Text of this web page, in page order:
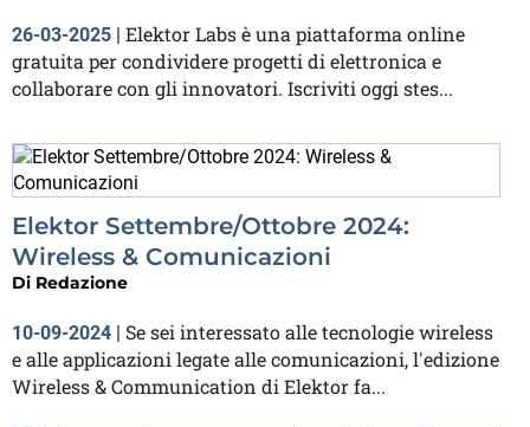
26-03-2025 | Elektor Labs è una piattaforma online
gratuita per condividere progetti di elettronica e
collaborare con gli innovatori. Iscriviti oggi stes...
Elektor Settembre/Ottobre 2024:
Wireless & Comunicazioni
Di Redazione
10-09-2024 | Se sei interessato alle tecnologie wireless
e alle applicazioni legate alle comunicazioni, l'edizione
Wireless & Communication di Elektor fa...